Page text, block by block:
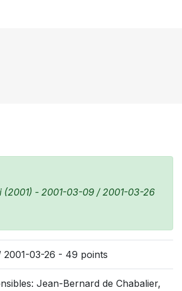
(2001) - 2001-03-09 / 2001-03-26
2001-03-26 - 49 points
Jean-Bernard de Chabalier,